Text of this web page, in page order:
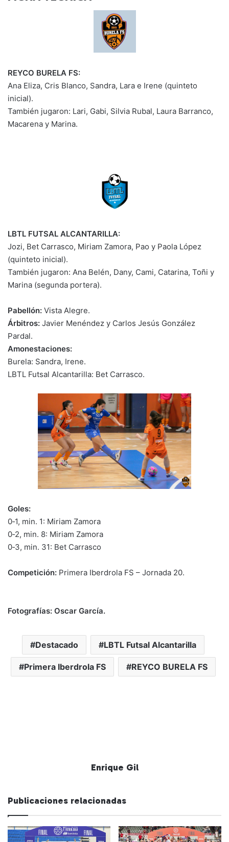
REYCO BURELA FS:
Ana Eliza, Cris Blanco, Sandra, Lara e Irene (quinteto
inicial).
También jugaron: Lari, Gabi, Silvia Rubal, Laura Barranco,
Macarena y Marina.
LBTL FUTSAL ALCANTARILLA:
Jozi, Bet Carrasco, Miriam Zamora, Pao y Paola López
(quinteto inicial).
También jugaron: Ana Belén, Dany, Cami, Catarina, Toñi y
Marina (segunda portera).
Pabellón: Vista Alegre.
Árbitros: Javier Menéndez y Carlos Jesús González
Pardal.
Amonestaciones:
Burela: Sandra, Irene.
LBTL Futsal Alcantarilla: Bet Carrasco.
Goles:
0‑1, min. 1: Miriam Zamora
0‑2, min. 8: Miriam Zamora
0‑3, min. 31: Bet Carrasco
Competición: Primera Iberdrola FS – Jornada 20.
Fotografías: Oscar García.
Destacado LBTL Futsal Alcantarilla
Primera Iberdrola FS REYCO BURELA FS
Enrique Gil
Publicaciones relacionadas